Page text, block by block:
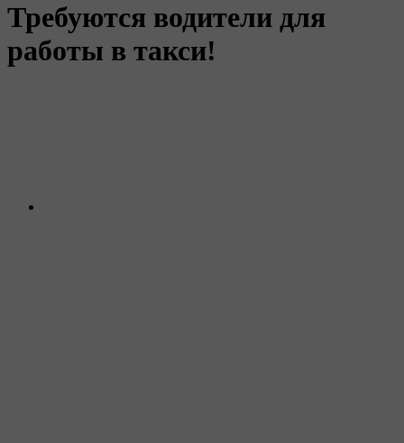
Требуются водители для
работы в такси!